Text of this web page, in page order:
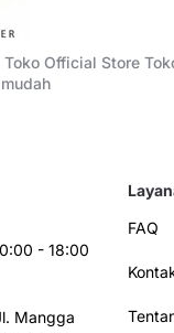
Official Store
- 18:00
Mangga
FAQ